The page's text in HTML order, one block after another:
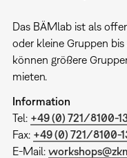
Das BÄMlab ist als
oder kleine Gruppen
können größere
mieten.
Information
Tel: +49 (0) 721/8100-
Fax: +49 (0) 721/8100-
E-Mail: